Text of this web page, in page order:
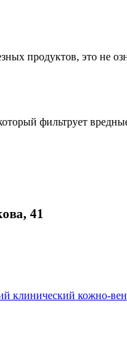
продуктов, это не
фильтрует
41
клинический кожно-